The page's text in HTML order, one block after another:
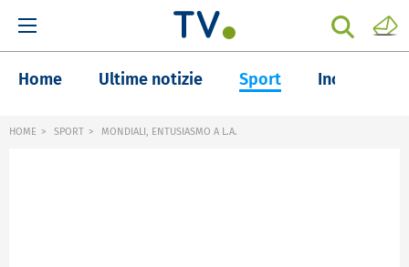
Home Ultime notizie Sport Inchieste
HOME SPORT MONDIALI, ENTUSIASMO A L.A.